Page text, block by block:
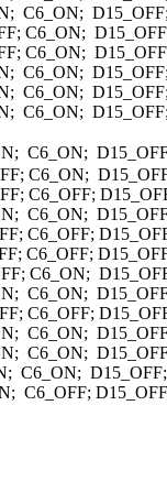
C6_ON;
C6_ON;
C6_ON;
C6_ON;
C6_ON;
C6_ON;
C6_ON;
C6_ON;
C6_OFF;
C6_ON;
C6_OFF;
C6_OFF;
C6_ON;
C6_ON;
C6_OFF;
C6_ON;
C6_ON;
C6_ON;
C6_OFF;